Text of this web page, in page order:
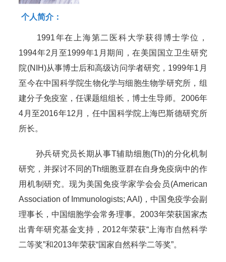
个人简介：
1991年在上海第二医科大学获得博士学位，
1994年2月至1999年1月期间，在美国国立卫生研究
院(NIH)从事博士后和高级访问学者研究，1999年1月
至今在中国科学院生物化学与细胞生物学研究所，组
建分子免疫室，任课题组组长，博士生导师。2006年
4月至2016年12月，任中国科学院上海巴斯德研究所
所长。
孙兵研究员长期从事T辅助细胞(Th)的分化机制
研究，并探讨不同的Th细胞亚群在自身免疫病中的作
用机制研究。现为美国免疫学家学会会员(American
Association of Immunologists; AAI)，中国免疫学会副
理事长，中国细胞学会常务理事。2003年荣获国家杰
出青年研究基金支持，2012年荣获“上海市自然科学
二等奖”和2013年荣获“国家自然科学二等奖”。